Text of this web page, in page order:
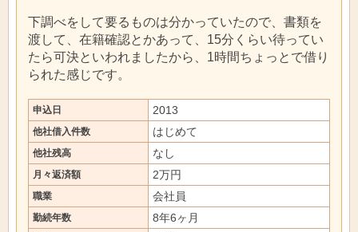
下調べをして要るものは分かっていたので、書類を
渡して、在籍確認とかあって、15分くらい待ってい
たら可決といわれましたから、1時間ちょっとで借り
られた感じです。
申込日 2013
他社借入件数 はじめて
他社残高 なし
月々返済額 2万円
職業 会社員
勤続年数 8年6ヶ月